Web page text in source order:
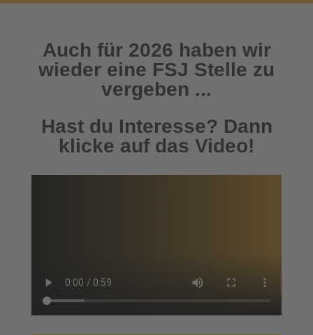
Auch für 2026 haben wir
wieder eine FSJ Stelle zu
vergeben ...
Hast du Interesse? Dann
klicke auf das Video!